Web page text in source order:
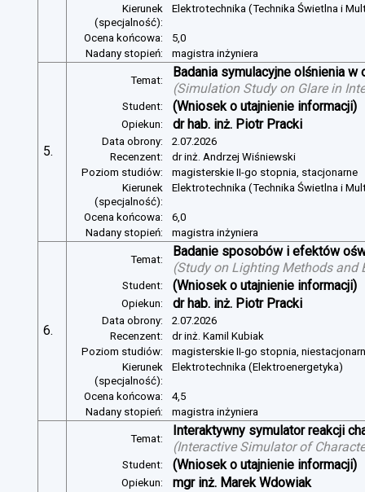
Kierunek
(specjalność):
Elektrotechnika (Technika Świetlna i
Ocena końcowa:
5,0
Nadany stopień:
magistra inżyniera
5.
Temat:
Badania symulacyjne olśnienia
(Simulation Study on Glare in
Student: (Wniosek o utajnienie informacji)
Opiekun: dr hab. inż. Piotr Pracki
Data obrony:
2.07.2026
Recenzent:
dr inż. Andrzej Wiśniewski
Poziom studiów:
magisterskie II-go stopnia, stacjonarne
Kierunek
(specjalność):
Elektrotechnika (Technika Świetlna i
Ocena końcowa:
6,0
Nadany stopień:
magistra inżyniera
6.
Temat:
Badanie sposobów i efektów
(Study on Lighting Methods and
Student: (Wniosek o utajnienie informacji)
Opiekun: dr hab. inż. Piotr Pracki
Data obrony:
2.07.2026
Recenzent:
dr inż. Kamil Kubiak
Poziom studiów:
magisterskie II-go stopnia,
Kierunek
(specjalność):
Elektrotechnika (Elektroenergetyka)
Ocena końcowa:
4,5
Nadany stopień:
magistra inżyniera
Temat:
Interaktywny symulator reakcji
(Interactive Simulator of
Student: (Wniosek o utajnienie informacji)
Opiekun: mgr inż. Marek Wdowiak